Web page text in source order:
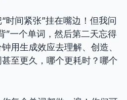
时间紧张”挂在嘴边！但我问
”一个单词，然后第二天忘得
用生成效应去理解、创造、
至更久，哪个更耗时？哪个